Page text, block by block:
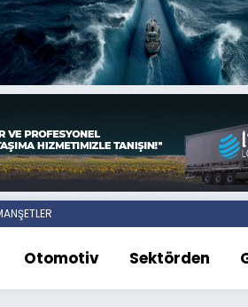
Otomotiv Sektörden